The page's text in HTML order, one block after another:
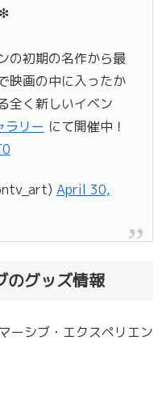
の初期の名作から最
映画の中に入ったか
全く新しいイベン
ラリー にて開催中！
April 30,
のグッズ情報
ーシブ・エクスペリエン